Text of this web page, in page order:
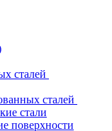
сталей
сталей
стали
поверхности